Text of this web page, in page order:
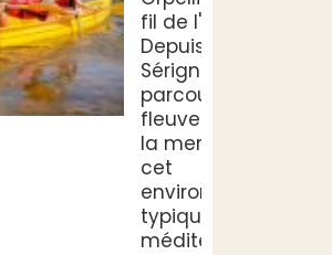
fil de l'Orb.
Depuis
Sérignan,
parcourez le
fleuve jusqu'à
la mer dans
cet
environnement
typiquement
méditerranéen.